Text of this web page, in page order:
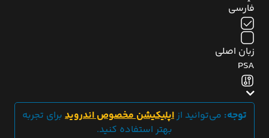
فارسی
زبان اصلی
PSA
توجه: می‌توانید از اپلیکیشن مخصوص اندروید برای تجربه
بهتر استفاده کنید.